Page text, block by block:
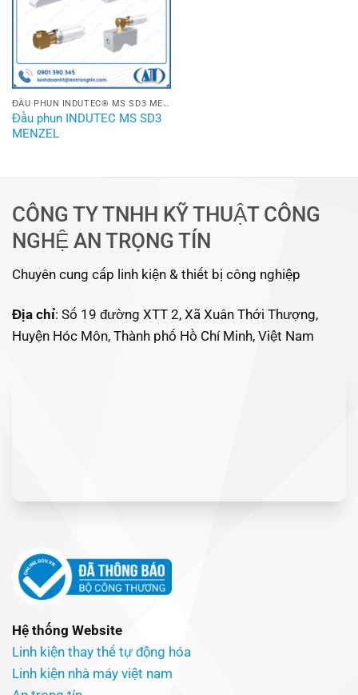
ĐẦU PHUN INDUTEC® MS SD3 MENZEL
Đầu phun INDUTEC MS SD3
MENZEL
CÔNG TY TNHH KỸ THUẬT CÔNG
NGHỆ AN TRỌNG TÍN
Chuyên cung cấp linh kiện & thiết bị công nghiệp
Địa chỉ: Số 19 đường XTT 2, Xã Xuân Thới Thượng,
Huyện Hóc Môn, Thành phố Hồ Chí Minh, Việt Nam
Hệ thống Website
Linh kiện thay thế tự động hóa
Linh kiện nhà máy việt nam